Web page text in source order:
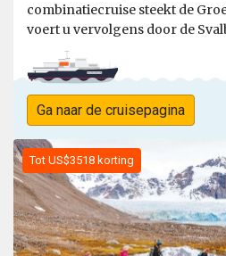
combinatiecruise steekt de
voert u vervolgens door de
Ga naar de cruisepagina
Tot US$3518 korting